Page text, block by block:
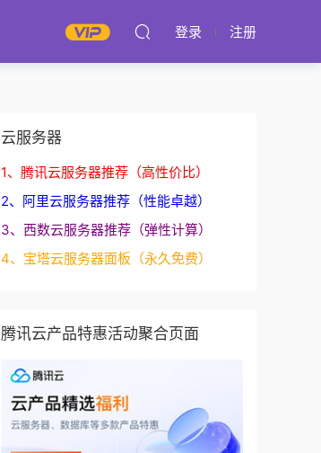
登录 注册
云服务器
1、腾讯云服务器推荐（高性价比）
2、阿里云服务器推荐（性能卓越）
3、西数云服务器推荐（弹性计算）
4、宝塔云服务器面板（永久免费）
腾讯云产品特惠活动聚合页面